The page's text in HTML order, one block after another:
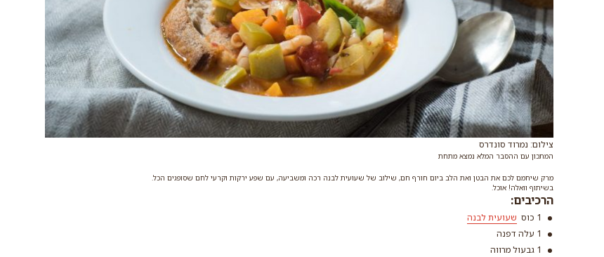
צילום: נמרוד סונדרס
המתכון עם ההסבר המלא נמצא מתחת
מרק שיחמם לכם את הבטן ואת הלב ביום חורף חם, שילוב של שעועית לבנה רכה ומשביעה, עם שפע ירקות וקרעי לחם שסופגים הכל.
בשיתוף וואלה! אוכל.
הרכיבים:
1 כוס שעועית לבנה
1 עלה דפנה
1 גבעול מרווה